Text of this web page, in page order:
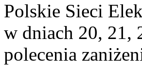
Polskie Sieci
w dniach 20, 21,
polecenia